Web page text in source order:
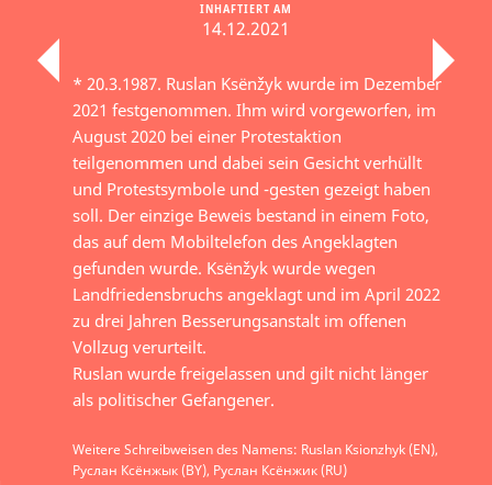
INHAFTIERT AM
14.12.2021
* 20.3.1987. Ruslan Ksёnžyk wurde im Dezember
2021 festgenommen. Ihm wird vorgeworfen, im
August 2020 bei einer Protestaktion
teilgenommen und dabei sein Gesicht verhüllt
und Protestsymbole und -gesten gezeigt haben
soll. Der einzige Beweis bestand in einem Foto,
das auf dem Mobiltelefon des Angeklagten
gefunden wurde. Ksёnžyk wurde wegen
Landfriedensbruchs angeklagt und im April 2022
zu drei Jahren Besserungsanstalt im offenen
Vollzug verurteilt.
Ruslan wurde freigelassen und gilt nicht länger
als politischer Gefangener.
Weitere Schreibweisen des Namens: Ruslan Ksionzhyk (EN),
Руслан Ксёнжык (BY), Руслан Ксёнжик (RU)